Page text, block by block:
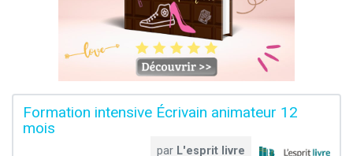
Formation intensive Écrivain animateur 12
mois
par L'esprit livre